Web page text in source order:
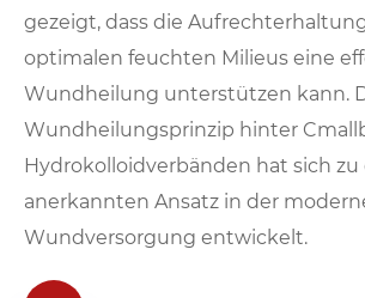
gezeigt, dass die
optimalen feuchten Milieus eine
Wundheilung unterstützen kann.
Wundheilungsprinzip hinter
Hydrokolloidverbänden hat sich
anerkannten Ansatz in der
Wundversorgung entwickelt.